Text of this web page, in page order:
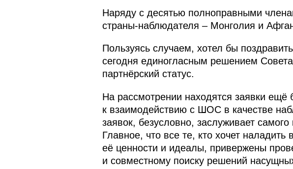
Наряду с десятью полноправными
страны-наблюдателя – Монголия и
Пользуясь случаем, хотел бы
сегодня единогласным решением
партнёрский статус.
На рассмотрении находятся заявки ещё
к взаимодействию с ШОС в качестве
заявок, безусловно, заслуживает
Главное, что все те, кто хочет
её ценности и идеалы, привержены
и совместному поиску решений